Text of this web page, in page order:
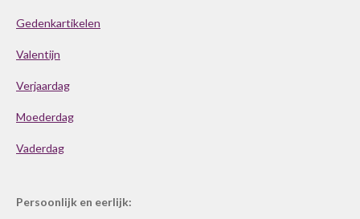
Gedenkartikelen
Valentijn
Verjaardag
Moederdag
Vaderdag
Persoonlijk en eerlijk: